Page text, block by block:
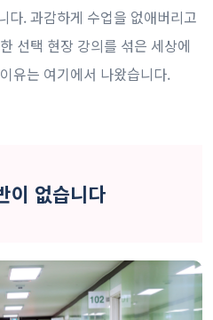
다. 과감하게 수업을 없애버리고
선택 현장 강의를 섞은 세상에
유는 여기에서 나왔습니다.
이 없습니다